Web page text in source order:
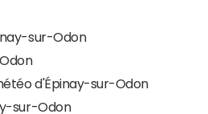
sur-Odon
d'Épinay-sur-Odon
sur-Odon